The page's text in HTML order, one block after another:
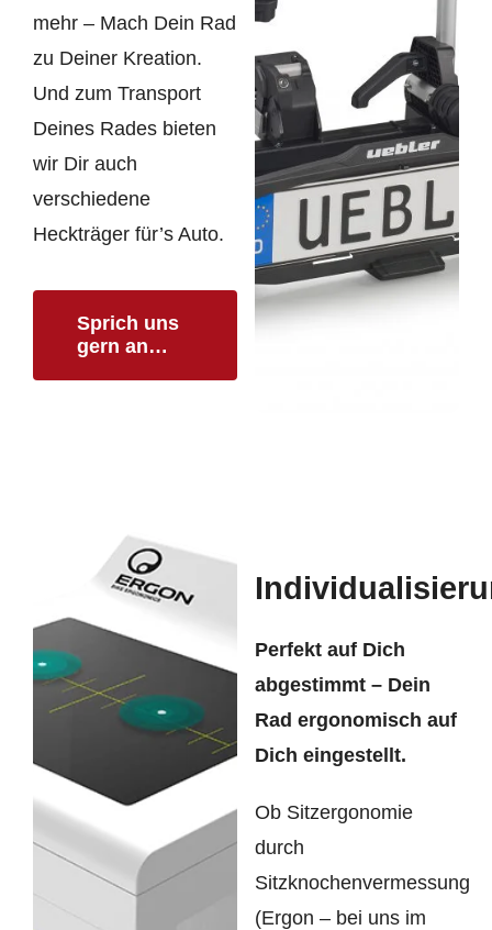
mehr – Mach Dein Rad
zu Deiner Kreation.
Und zum Transport
Deines Rades bieten
wir Dir auch
verschiedene
Heckträger für’s Auto.
Sprich uns
gern an…
Perfekt auf Dich
abgestimmt – Dein
Rad ergonomisch auf
Dich eingestellt.
Ob Sitzergonomie
durch
Sitzknochenvermessung
(Ergon – bei uns im